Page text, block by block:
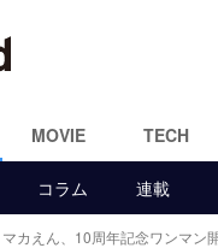
MOVIE TECH
コラム 連載
マカえん、10周年記念ワンマン